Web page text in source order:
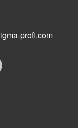
profi.com